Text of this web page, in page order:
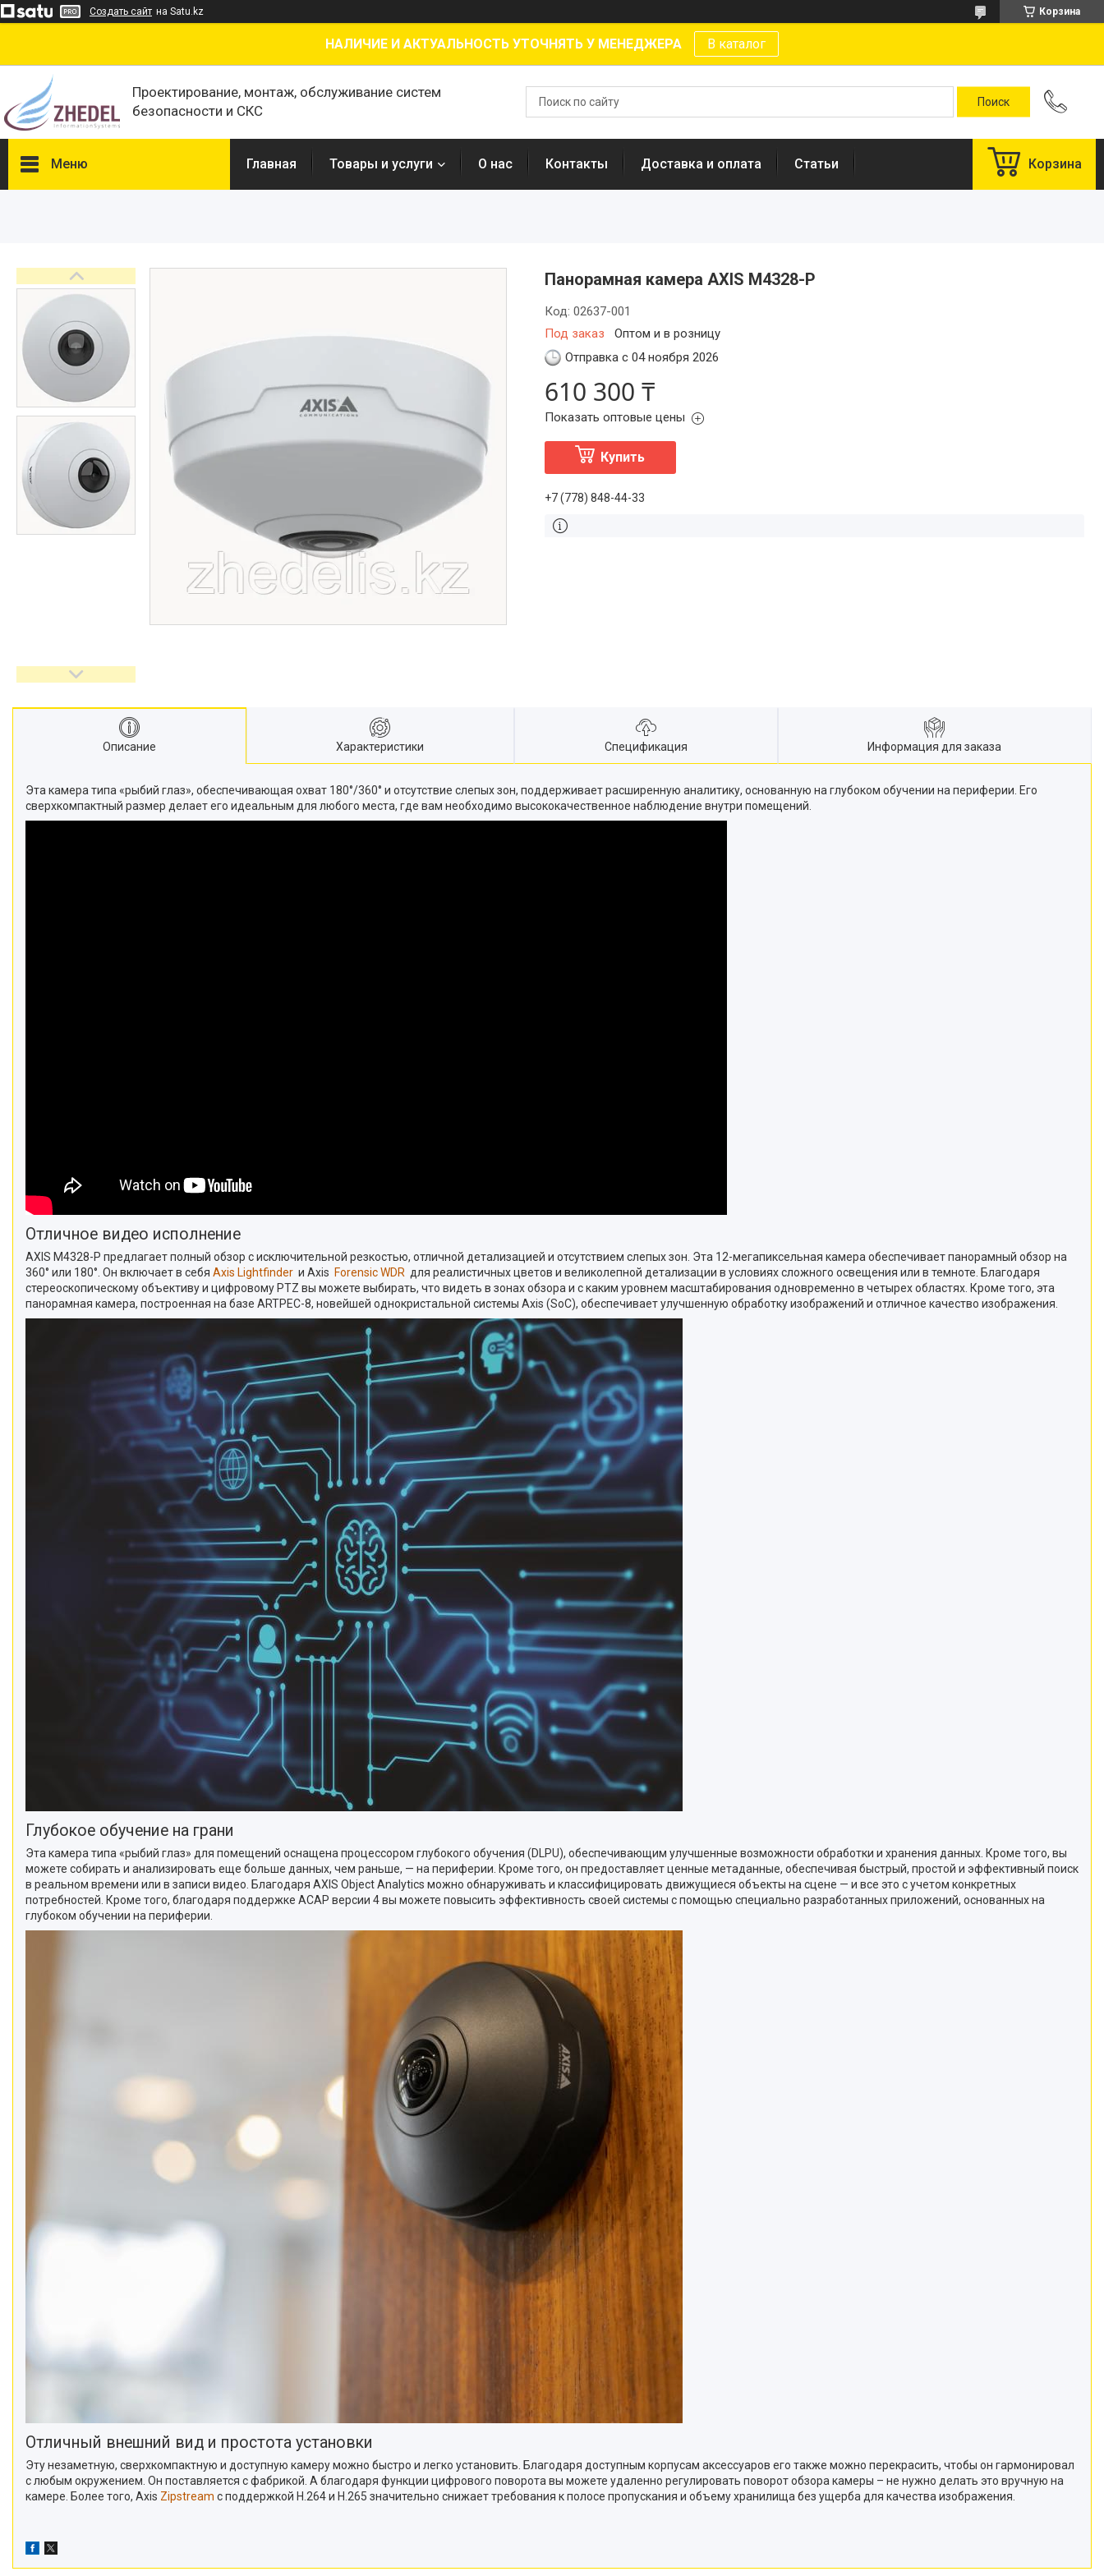
Создать сайт на Satu.kz Корзина
НАЛИЧИЕ И АКТУАЛЬНОСТЬ УТОЧНЯТЬ У МЕНЕДЖЕРА В каталог
Проектирование, монтаж, обслуживание систем
безопасности и СКС
Меню
Сертификаты
Главная Товары и услуги О нас Контакты Доставка и оплата Статьи Корзина
Панорамная камера AXIS M4328-P
Под заказ Оптом и в розницу
Код: 02637-001
Отправка с 04 ноября 2026
610 300 ₸
Показать оптовые цены
Купить
+7 (778) 848-44-33
Описание Характеристики Спецификация Информация для заказа
Эта камера типа «рыбий глаз», обеспечивающая охват 180°/360° и отсутствие слепых зон, поддерживает расширенную аналитику, основанную на глубоком обучении на периферии. Его
сверхкомпактный размер делает его идеальным для любого места, где вам необходимо высококачественное наблюдение внутри помещений.
Отличное видео исполнение
AXIS M4328-P предлагает полный обзор с исключительной резкостью, отличной детализацией и отсутствием слепых зон. Эта 12-мегапиксельная камера обеспечивает панорамный обзор на
360° или 180°. Он включает в себя Axis Lightfinder и Axis Forensic WDR для реалистичных цветов и великолепной детализации в условиях сложного освещения или в темноте. Благодаря
стереоскопическому объективу и цифровому PTZ вы можете выбирать, что видеть в зонах обзора и с каким уровнем масштабирования одновременно в четырех областях. Кроме того, эта
панорамная камера, построенная на базе ARTPEC-8, новейшей однокристальной системы Axis (SoC), обеспечивает улучшенную обработку изображений и отличное качество изображения.
Глубокое обучение на грани
Эта камера типа «рыбий глаз» для помещений оснащена процессором глубокого обучения (DLPU), обеспечивающим улучшенные возможности обработки и хранения данных. Кроме того, вы
можете собирать и анализировать еще больше данных, чем раньше, — на периферии. Кроме того, он предоставляет ценные метаданные, обеспечивая быстрый, простой и эффективный поиск
в реальном времени или в записи видео. Благодаря AXIS Object Analytics можно обнаруживать и классифицировать движущиеся объекты на сцене — и все это с учетом конкретных
потребностей. Кроме того, благодаря поддержке ACAP версии 4 вы можете повысить эффективность своей системы с помощью специально разработанных приложений, основанных на
глубоком обучении на периферии.
Отличный внешний вид и простота установки
Эту незаметную, сверхкомпактную и доступную камеру можно быстро и легко установить. Благодаря доступным корпусам аксессуаров его также можно перекрасить, чтобы он гармонировал
с любым окружением. Он поставляется с фабрикой. А благодаря функции цифрового поворота вы можете удаленно регулировать поворот обзора камеры – не нужно делать это вручную на
камере. Более того, Axis Zipstream с поддержкой H.264 и H.265 значительно снижает требования к полосе пропускания и объему хранилища без ущерба для качества изображения.